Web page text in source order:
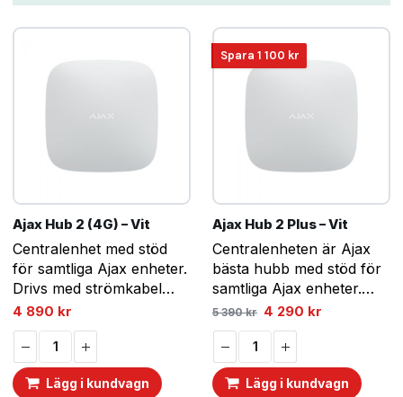
Ajax Hub 2 (4G) – Vit
Centralenhet med stöd
för samtliga Ajax enheter.
Drivs med strömkabel
och stödjer uppkoppling
till Internet via
Ethernetkabel och 4G.
4 890 kr
Lägg i kundvagn
Spara 1 100 kr
Ajax Hub 2 Plus – Vit
Centralenheten är Ajax
bästa hubb med stöd för
samtliga Ajax enheter.
Drivs med strömkabel
och med stöd för
uppkoppling till Internet
via WiFi, Ethernetkabel
och GSM med 2G/3G/4G.
5 390kr Det
priset
var:
5
390 kr.
4 290 krDet
290 kr.
Lägg i kundvagn